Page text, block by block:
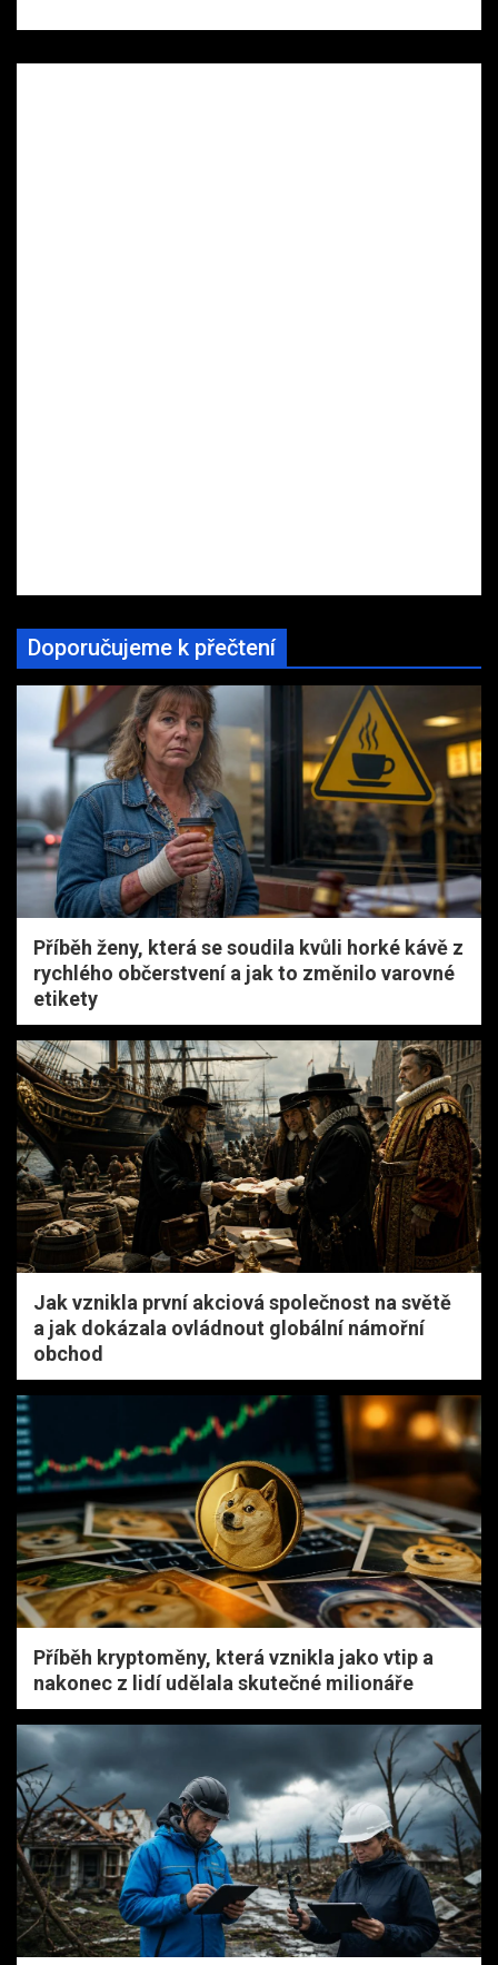
Doporučujeme k přečtení
Příběh ženy, která se soudila kvůli horké kávě z
rychlého občerstvení a jak to změnilo varovné
etikety
Jak vznikla první akciová společnost na světě
a jak dokázala ovládnout globální námořní
obchod
Příběh kryptoměny, která vznikla jako vtip a
nakonec z lidí udělala skutečné milionáře